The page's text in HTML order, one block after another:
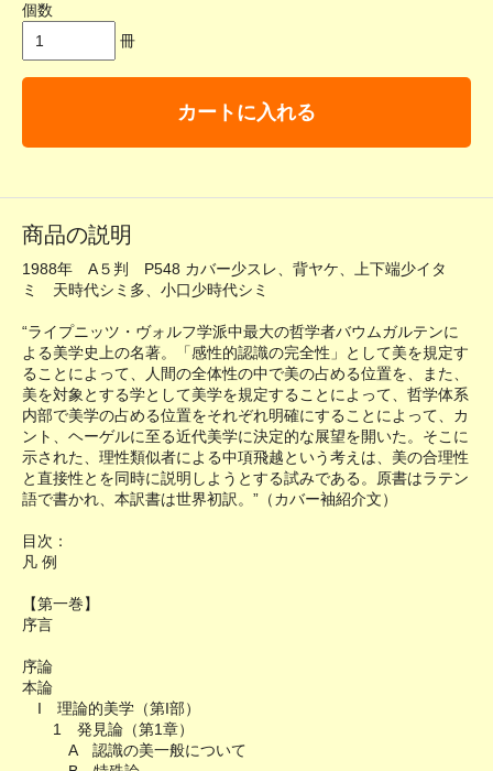
個数
冊
カートに入れる
商品の説明
1988年 A５判 P548 カバー少スレ、背ヤケ、上下端少イタ
ミ 天時代シミ多、小口少時代シミ
“ライプニッツ・ヴォルフ学派中最大の哲学者バウムガルテンに
よる美学史上の名著。「感性的認識の完全性」として美を規定す
ることによって、人間の全体性の中で美の占める位置を、また、
美を対象とする学として美学を規定することによって、哲学体系
内部で美学の占める位置をそれぞれ明確にすることによって、カ
ント、ヘーゲルに至る近代美学に決定的な展望を開いた。そこに
示された、理性類似者による中項飛越という考えは、美の合理性
と直接性とを同時に説明しようとする試みである。原書はラテン
語で書かれ、本訳書は世界初訳。”（カバー袖紹介文）
目次：
凡 例
【第一巻】
序言
序論
本論
I 理論的美学（第I部）
1 発見論（第1章）
A 認識の美一般について